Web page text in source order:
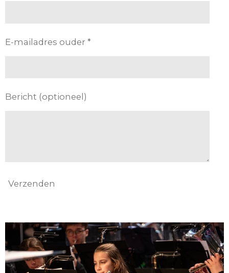
E-mailadres ouder *
Bericht (optioneel)
Verzenden